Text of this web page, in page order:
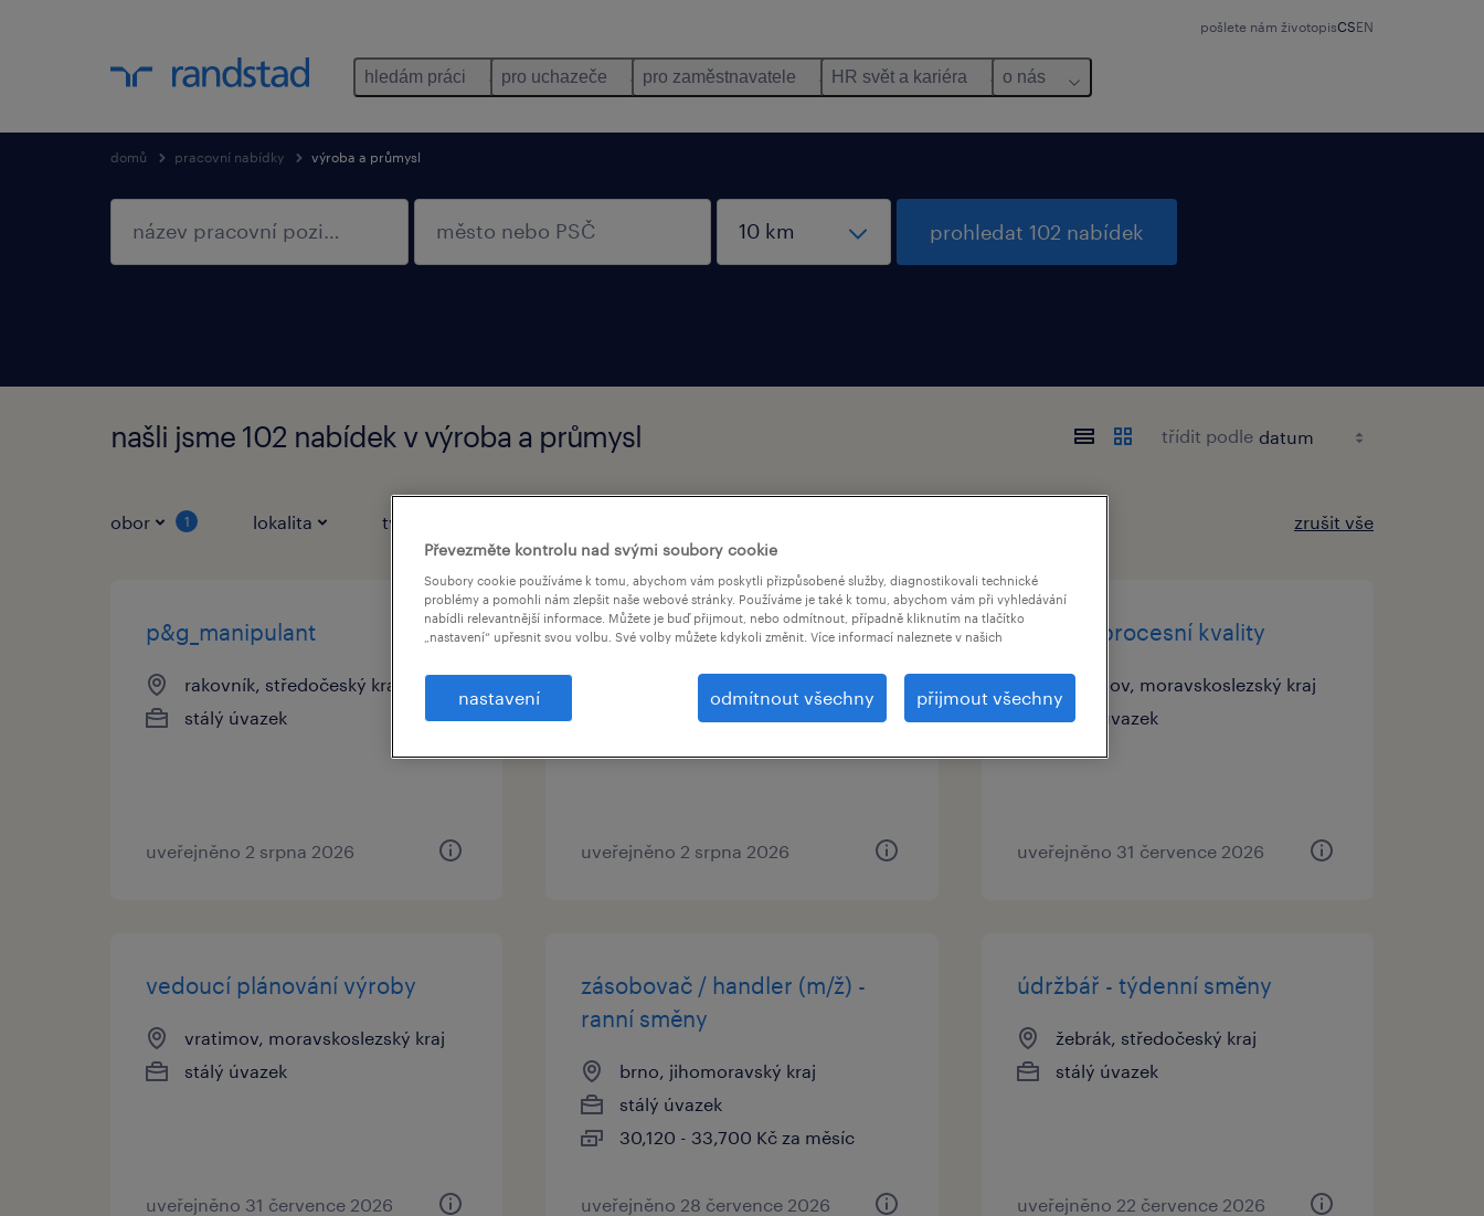
pošlete nám životopisCSEN
hledám práci pro uchazeče pro zaměstnavatele HR svět a kariéra o nás
domů pracovní nabídky výroba a průmysl
prohledat 102 nabídek
našli jsme 102 nabídek v výroba a průmysl třídit podle
obor 1 lokalita typ práce zrušit vše
p&g_manipulant
rakovník, středočeský kraj
stálý úvazek
uveřejněno 2 srpna 2026
svářečský inženýr
přerov, olomoucký kraj
stálý úvazek
uveřejněno 2 srpna 2026
inženýr procesní kvality
vratimov, moravskoslezský kraj
stálý úvazek
uveřejněno 31 července 2026
vedoucí plánování výroby
vratimov, moravskoslezský kraj
stálý úvazek
uveřejněno 31 července 2026
zásobovač / handler (m/ž) -
ranní směny
brno, jihomoravský kraj
stálý úvazek
30,120 - 33,700 Kč za měsíc
uveřejněno 28 července 2026
údržbář - týdenní směny
žebrák, středočeský kraj
stálý úvazek
uveřejněno 22 července 2026
Převezměte kontrolu nad svými soubory cookie
Soubory cookie používáme k tomu, abychom vám poskytli přizpůsobené služby, diagnostikovali technické
problémy a pomohli nám zlepšit naše webové stránky. Používáme je také k tomu, abychom vám při vyhledávání
nabídli relevantnější informace. Můžete je buď přijmout, nebo odmítnout, případně kliknutím na tlačítko
„nastavení“ upřesnit svou volbu. Své volby můžete kdykoli změnit. Více informací naleznete v našich
nastavení odmítnout všechny přijmout všechny